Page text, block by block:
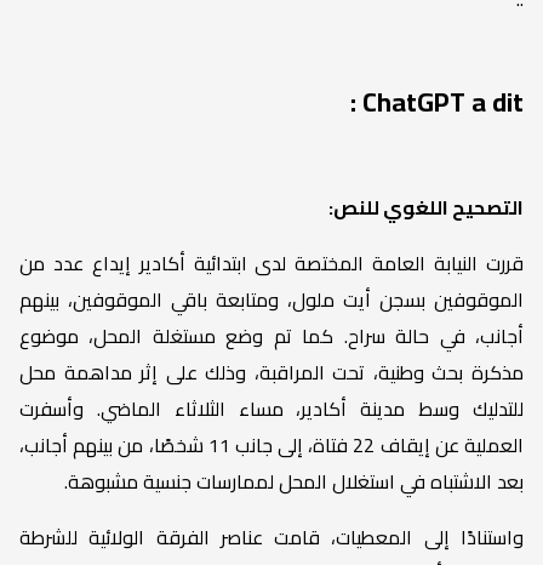
ChatGPT a dit :
التصحيح اللغوي للنص:
قررت النيابة العامة المختصة لدى ابتدائية أكادير إيداع عدد من
الموقوفين بسجن أيت ملول، ومتابعة باقي الموقوفين، بينهم
أجانب، في حالة سراح. كما تم وضع مستغلة المحل، موضوع
مذكرة بحث وطنية، تحت المراقبة، وذلك على إثر مداهمة محل
للتدليك وسط مدينة أكادير، مساء الثلاثاء الماضي. وأسفرت
العملية عن إيقاف 22 فتاة، إلى جانب 11 شخصًا، من بينهم أجانب،
بعد الاشتباه في استغلال المحل لممارسات جنسية مشبوهة.
واستنادًا إلى المعطيات، قامت عناصر الفرقة الولائية للشرطة